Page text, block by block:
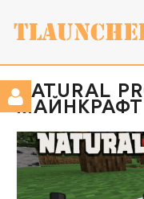
NATURAL
МАЙНКРАФТ